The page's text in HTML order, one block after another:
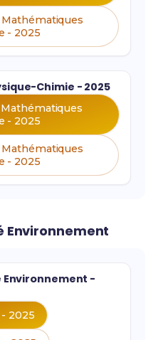
- 2025
Chimie - 2025
- 2025
- 2025
Environnement
Environnement -
2025